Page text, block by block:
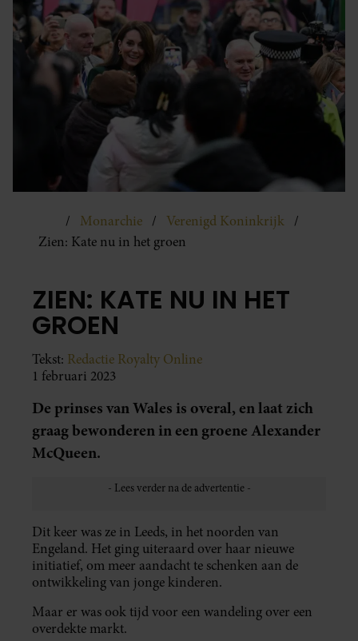
Monarchie
Verenigd Koninkrijk
Zien: Kate nu in het groen
ZIEN: KATE NU IN HET
GROEN
Tekst: Redactie Royalty Online
1 februari 2023
De prinses van Wales is overal, en laat zich
graag bewonderen in een groene Alexander
McQueen.
Dit keer was ze in Leeds, in het noorden van
Engeland. Het ging uiteraard over haar nieuwe
initiatief, om meer aandacht te schenken aan de
ontwikkeling van jonge kinderen.
Maar er was ook tijd voor een wandeling over een
overdekte markt.